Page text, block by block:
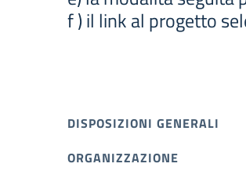
f ) il link al progetto
DISPOSIZIONI GENERALI
ORGANIZZAZIONE